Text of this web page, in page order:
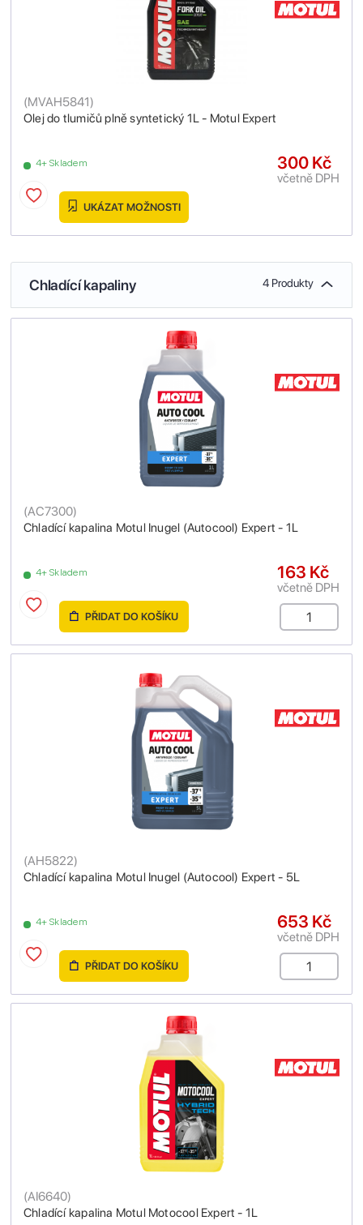
Olej do tlumičů plně syntetický 1L - Motul Expert
(MVAH5841)
4+ Skladem 300 Kč
včetně DPH
UKÁZAT MOŽNOSTI
Chladící kapaliny 4 Produkty
Chladící kapalina Motul Inugel (Autocool) Expert - 1L
(AC7300)
4+ Skladem 163 Kč
včetně DPH
PŘIDAT DO KOŠÍKU
Chladící kapalina Motul Inugel (Autocool) Expert - 5L
(AH5822)
4+ Skladem 653 Kč
včetně DPH
PŘIDAT DO KOŠÍKU
Chladící kapalina Motul Motocool Expert - 1L
(AI6640)